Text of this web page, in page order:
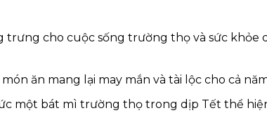
trưng cho cuộc sống trường thọ và sức khỏe
ăn mang lại may mắn và tài lộc cho cả
một bát mì trường thọ trong dịp Tết thể